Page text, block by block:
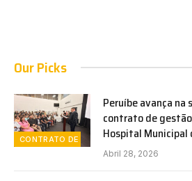
Our Picks
CONTRATO DE GESTÃO
Peruíbe avança
contrato de
Hospital Municipal
Abril 28, 2026